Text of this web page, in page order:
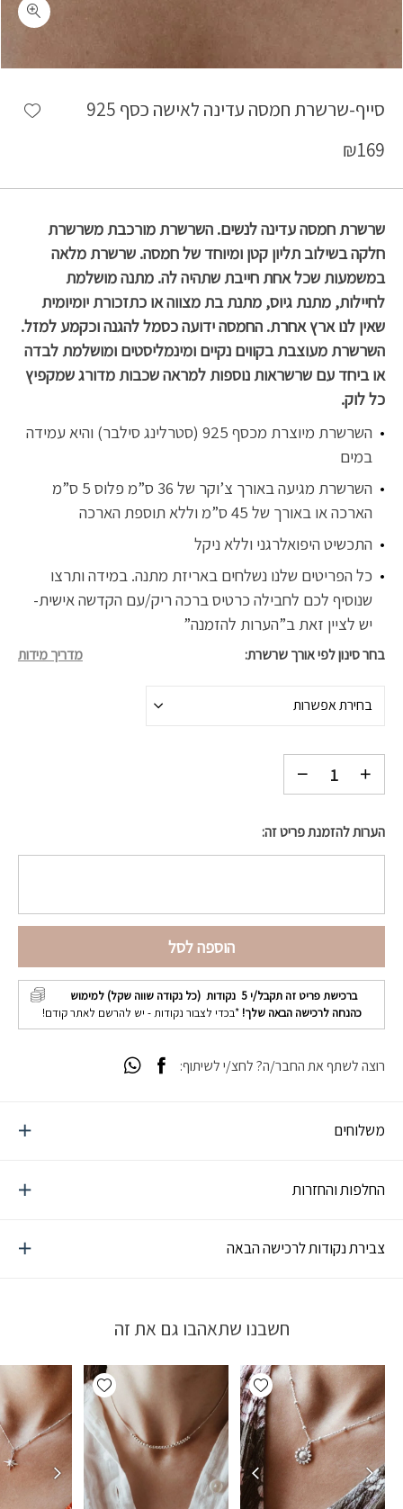
סייף-שרשרת חמסה עדינה לאישה כסף 925
₪169
שרשרת חמסה עדינה לנשים. השרשרת מורכבת משרשרת
חלקה בשילוב תליון קטן ומיוחד של חמסה. שרשרת מלאה
במשמעות שכל אחת חייבת שתהיה לה. מתנה מושלמת
לחיילות, מתנת גיוס, מתנת בת מצווה או כתזכורת יומיומית
שאין לנו ארץ אחרת. החמסה ידועה כסמל להגנה וכקמע למזל.
השרשרת מעוצבת בקווים נקיים ומינמליסטים ומושלמת לבדה
או ביחד עם שרשראות נוספות למראה שכבות מדורג שמקפיץ
כל לוק.
השרשרת מיוצרת מכסף 925 (סטרלינג סילבר) והיא עמידה
במים
השרשרת מגיעה באורך צ’וקר של 36 ס”מ פלוס 5 ס”מ
הארכה או באורך של 45 ס”מ וללא תוספת הארכה
התכשיט היפואלרגני וללא ניקל
כל הפריטים שלנו נשלחים באריזת מתנה. במידה ותרצו
שנוסיף לכם לחבילה כרטיס ברכה ריק/עם הקדשה אישית-
יש לציין זאת ב”הערות להזמנה”
בחר סינון לפי אורך שרשרת מדריך מידות
בחירת אפשרות
הערות להזמנת פריט זה:
הוספה לסל
ברכישת פריט זה תקבל/י5 נקודות (כל נקודה שווה שקל) למימוש
כהנחה לרכישה הבאה שלך! *בכדי לצבור נקודות - יש להרשם לאתר קודם!
משלוחים
החלפות והחזרות
צבירת נקודות לרכישה הבאה
רוצה לשתף את החבר/ה? לחצ/י לשיתוף:
חשבנו שתאהבו גם את זה
Add wishlist
Add wishlist